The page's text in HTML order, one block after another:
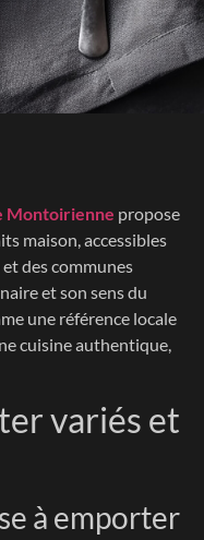
Montoirienne propose
maison, accessibles
et des communes
et son sens du
une référence locale
cuisine authentique,
variés et
à emporter